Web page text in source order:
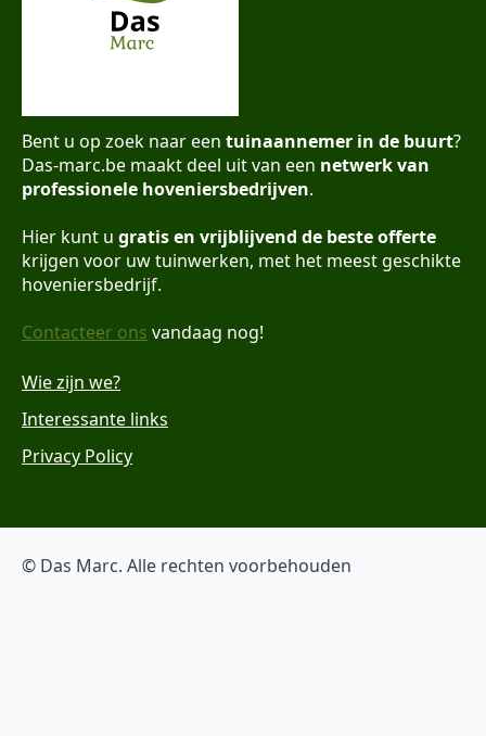
Bent u op zoek naar een tuinaannemer in de buurt?
Das-marc.be maakt deel uit van een netwerk van
professionele hoveniersbedrijven.
Hier kunt u gratis en vrijblijvend de beste offerte
krijgen voor uw tuinwerken, met het meest geschikte
hoveniersbedrijf.
Contacteer ons vandaag nog!
Wie zijn we?
Interessante links
Privacy Policy
© Das Marc. Alle rechten voorbehouden